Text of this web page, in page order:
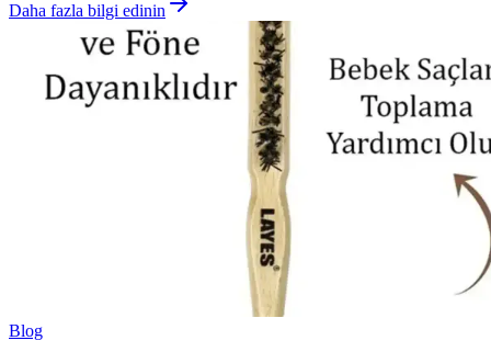
Daha fazla bilgi edinin
Blog